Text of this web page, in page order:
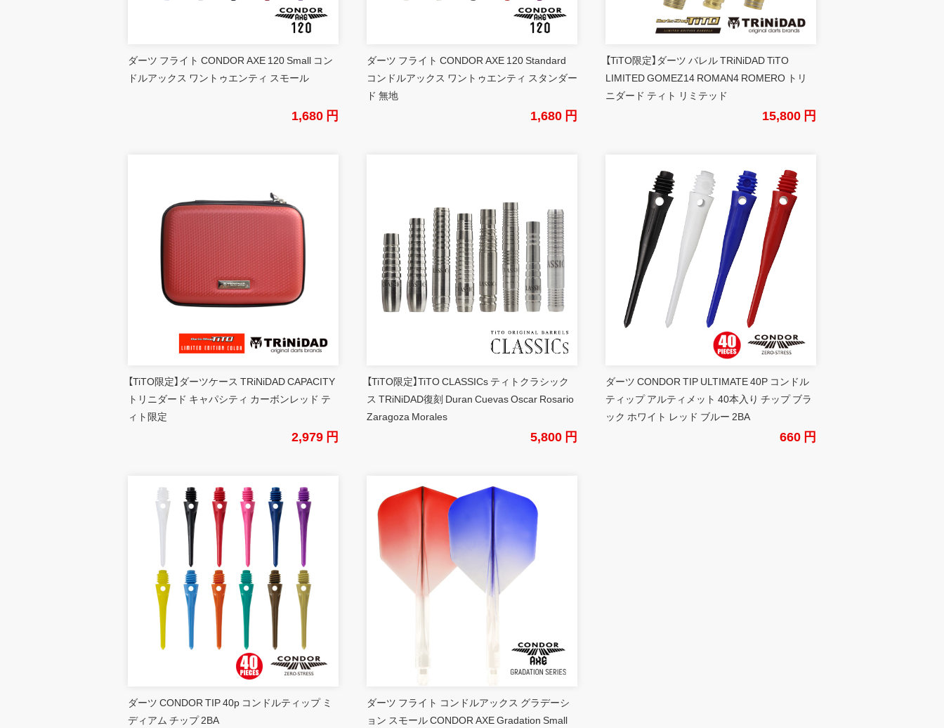
ダーツ フライト CONDOR AXE 120 Small コン
ドルアックス ワントゥエンティ スモール
1,680 円
ダーツ フライト CONDOR AXE 120 Standard
コンドルアックス ワントゥエンティ スタンダー
ド 無地
1,680 円
【TiTO限定】ダーツ バレル TRiNiDAD TiTO
LIMITED GOMEZ14 ROMAN4 ROMERO トリ
ニダード ティト リミテッド
15,800 円
【TiTO限定】ダーツケース TRiNiDAD CAPACITY
トリニダード キャパシティ カーボンレッド テ
ィト限定
2,979 円
【TiTO限定】TiTO CLASSICs ティトクラシック
ス TRiNiDAD復刻 Duran Cuevas Oscar Rosario
Zaragoza Morales
5,800 円
ダーツ CONDOR TIP ULTIMATE 40P コンドル
ティップ アルティメット 40本入り チップ ブラ
ック ホワイト レッド ブルー 2BA
660 円
ダーツ CONDOR TIP 40p コンドルティップ ミ
ディアム チップ 2BA
ダーツ フライト コンドルアックス グラデーシ
ョン スモール CONDOR AXE Gradation Small